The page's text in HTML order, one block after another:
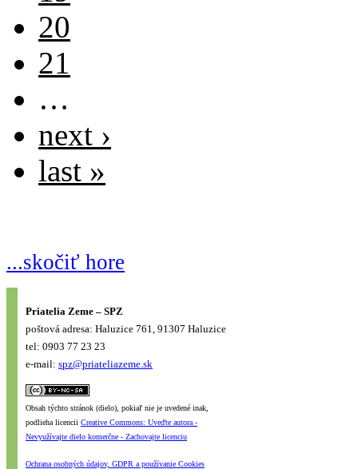
20
21
…
next ›
last »
...skočiť hore
Priatelia Zeme – SPZ
poštová adresa: Haluzice 761, 91307 Haluzice
tel: 0903 77 23 23
e-mail: spz@priateliazeme.sk
Obsah týchto stránok (dielo), pokiaľ nie je uvedené inak,
podlieha licencii Creative Commons: Uveďte autora -
Nevyužívajte dielo komerčne - Zachovajte licenciu
Ochrana osobných údajov, GDPR a používanie Cookies